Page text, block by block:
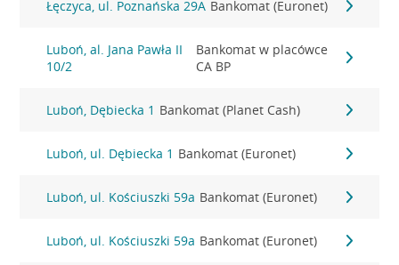
Łęczyca, ul. Poznańska 29A Bankomat (Euronet)
Luboń, al. Jana Pawła II
10/2
Bankomat w placówce
CA BP
Luboń, Dębiecka 1 Bankomat (Planet Cash)
Luboń, ul. Dębiecka 1 Bankomat (Euronet)
Luboń, ul. Kościuszki 59a Bankomat (Euronet)
Luboń, ul. Kościuszki 59a Bankomat (Euronet)